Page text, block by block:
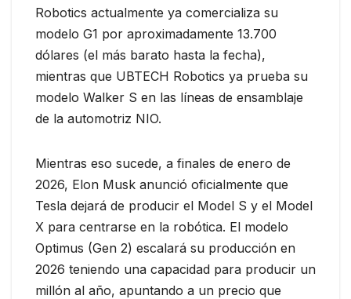
Robotics actualmente ya comercializa su
modelo G1 por aproximadamente 13.700
dólares (el más barato hasta la fecha),
mientras que UBTECH Robotics ya prueba su
modelo Walker S en las líneas de ensamblaje
de la automotriz NIO.
Mientras eso sucede, a finales de enero de
2026, Elon Musk anunció oficialmente que
Tesla dejará de producir el Model S y el Model
X para centrarse en la robótica. El modelo
Optimus (Gen 2) escalará su producción en
2026 teniendo una capacidad para producir un
millón al año, apuntando a un precio que